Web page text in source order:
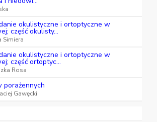
okulistyczne i ortoptyczne w
część okulisty...
Simiera
okulistyczne i ortoptyczne w
część ortoptyc...
Rosa
porażennych
Gawęcki